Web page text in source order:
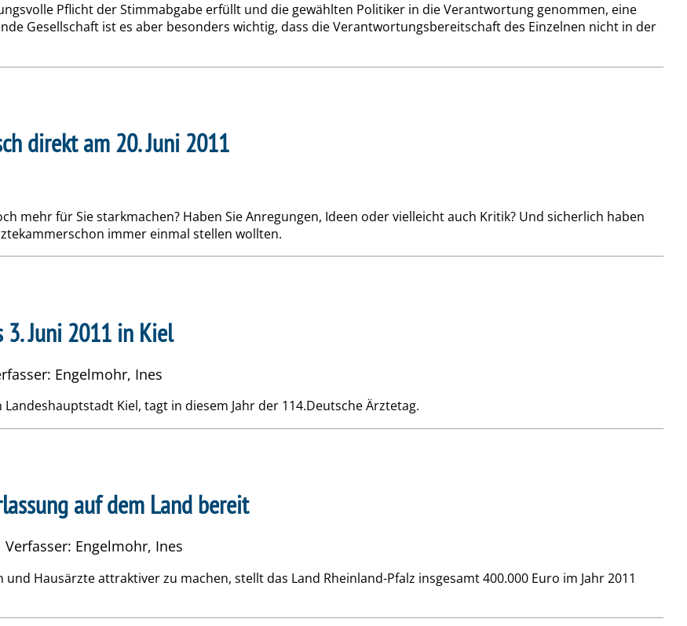
Pflicht der Stimmabgabe erfüllt und die gewählten Politiker in die Verantwortung genommen, eine
Gesellschaft ist es aber besonders wichtig, dass die Verantwortungsbereitschaft des Einzelnen nicht in der
direkt am 20. Juni 2011
mehr für Sie starkmachen? Haben Sie Anregungen, Ideen oder vielleicht auch Kritik? Und sicherlich haben
immer einmal stellen wollten.
3. Juni 2011 in Kiel
Engelmohr, Ines
Kiel, tagt in diesem Jahr der 114.Deutsche Ärztetag.
auf dem Land bereit
Engelmohr, Ines
Hausärzte attraktiver zu machen, stellt das Land Rheinland-Pfalz insgesamt 400.000 Euro im Jahr 2011